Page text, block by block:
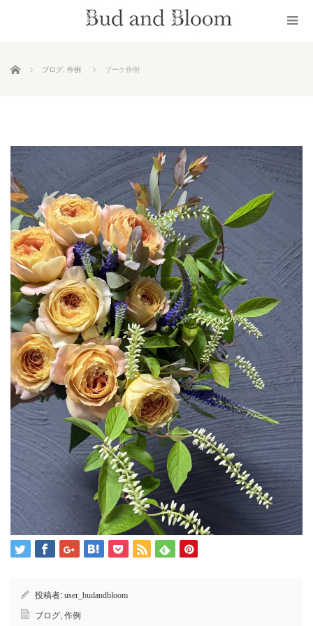
ホーム ブログ 作例 ブーケ作例
投稿者: user_budandbloom
ブログ, 作例